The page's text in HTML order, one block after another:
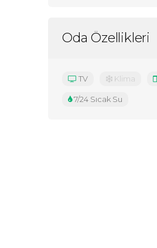
Oda Özellikleri
TV Klima
7/24 Sıcak Su